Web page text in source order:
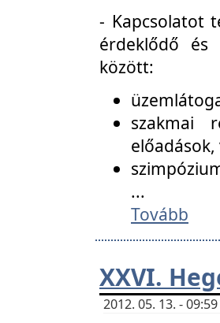
- Kapcsolatot
érdeklődő és
között:
szakmai
...
Tovább
XXVI.
2012. 05. 13. -